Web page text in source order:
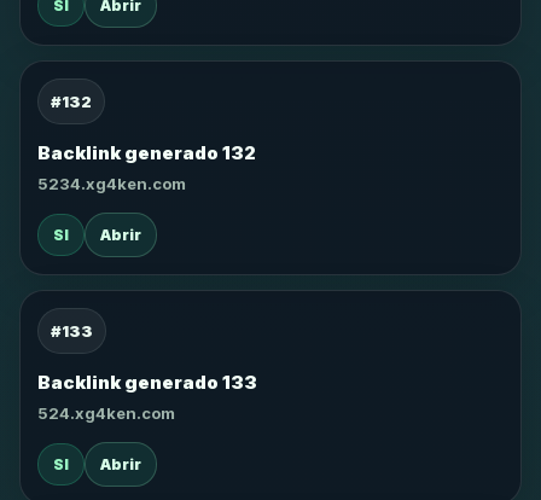
SI Abrir
#132
Backlink generado 132
5234.xg4ken.com
SI Abrir
#133
Backlink generado 133
524.xg4ken.com
SI Abrir